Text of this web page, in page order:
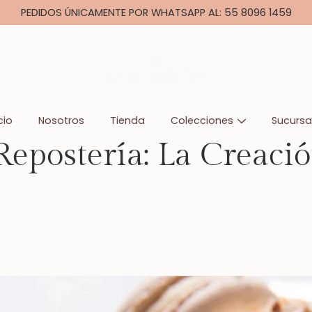
PEDIDOS ÚNICAMENTE POR WHATSAPP AL: 55 8096 1459
Nosotros Tienda Colecciones
La